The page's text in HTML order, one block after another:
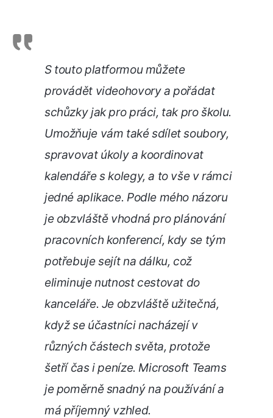
S touto platformou můžete
provádět videohovory a pořádat
schůzky jak pro práci, tak pro školu.
Umožňuje vám také sdílet soubory,
spravovat úkoly a koordinovat
kalendáře s kolegy, a to vše v rámci
jedné aplikace. Podle mého názoru
je obzvláště vhodná pro plánování
pracovních konferencí, kdy se tým
potřebuje sejít na dálku, což
eliminuje nutnost cestovat do
kanceláře. Je obzvláště užitečná,
když se účastníci nacházejí v
různých částech světa, protože
šetří čas i peníze. Microsoft Teams
je poměrně snadný na používání a
má příjemný vzhled.